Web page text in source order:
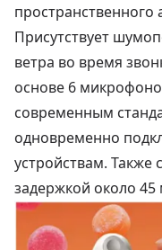
пространственного
Присутствует
ветра во время
основе 6
современным
одновременно
устройствам.
задержкой около 45